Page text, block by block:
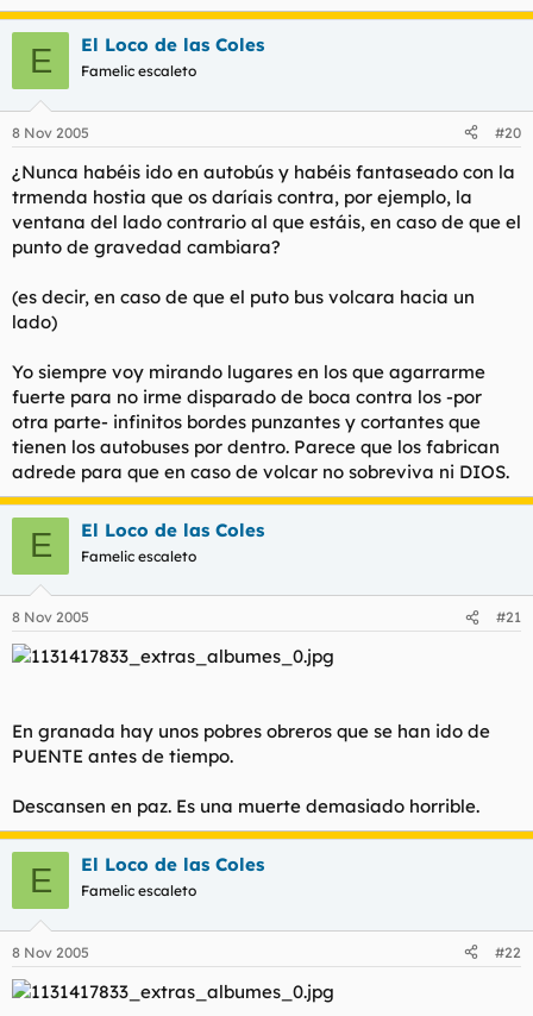
E El Loco de las Coles
Famelic escaleto
8 Nov 2005 #20
¿Nunca habéis ido en autobús y habéis fantaseado con la
trmenda hostia que os daríais contra, por ejemplo, la
ventana del lado contrario al que estáis, en caso de que el
punto de gravedad cambiara?
(es decir, en caso de que el puto bus volcara hacia un
lado)
Yo siempre voy mirando lugares en los que agarrarme
fuerte para no irme disparado de boca contra los -por
otra parte- infinitos bordes punzantes y cortantes que
tienen los autobuses por dentro. Parece que los fabrican
adrede para que en caso de volcar no sobreviva ni DIOS.
E El Loco de las Coles
Famelic escaleto
8 Nov 2005 #21
En granada hay unos pobres obreros que se han ido de
PUENTE antes de tiempo.
Descansen en paz. Es una muerte demasiado horrible.
E El Loco de las Coles
Famelic escaleto
8 Nov 2005 #22